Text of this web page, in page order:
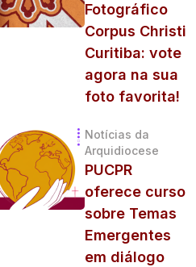
Fotográfico
Corpus Christi
Curitiba: vote
agora na sua
foto favorita!
Notícias da
Arquidiocese
PUCPR
oferece curso
sobre Temas
Emergentes
em diálogo